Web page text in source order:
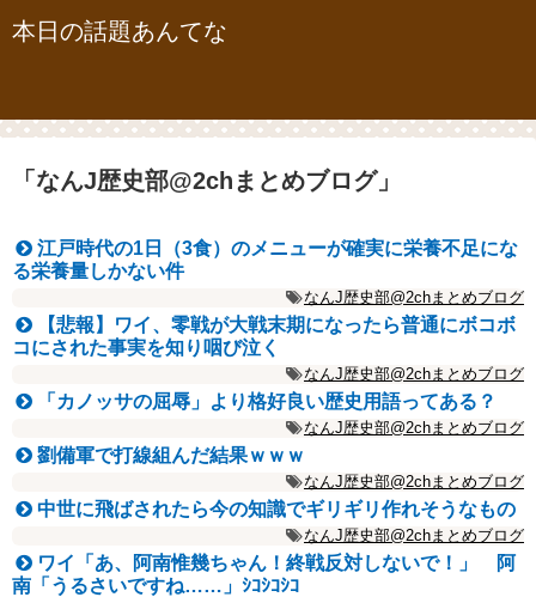
本日の話題あんてな
「 なんJ歴史部@2chまとめブログ」
江戸時代の1日（3食）のメニューが確実に栄養不足にな
る栄養量しかない件
なんJ歴史部@2chまとめブログ
【悲報】ワイ、零戦が大戦末期になったら普通にボコボ
コにされた事実を知り咽び泣く
なんJ歴史部@2chまとめブログ
「カノッサの屈辱」より格好良い歴史用語ってある？
なんJ歴史部@2chまとめブログ
劉備軍で打線組んだ結果ｗｗｗ
なんJ歴史部@2chまとめブログ
中世に飛ばされたら今の知識でギリギリ作れそうなもの
なんJ歴史部@2chまとめブログ
ワイ「あ、阿南惟幾ちゃん！終戦反対しないで！」 阿
南「うるさいですね……」ｼｺｼｺｼｺ